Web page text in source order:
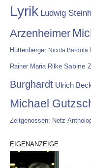
Lyrik Ludwig
Arzenheimer
Hüttenberger Nicola Bardola
Rainer Maria Rilke Sabine
Burghardt Ulrich
Michael
Zeitgenossen: Netz-
EIGENANZEIGE